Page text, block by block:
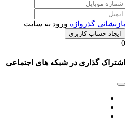
بازنشانی گذرواژه ورود به سایت
ایجاد حساب کاربری
0
اشتراک گذاری در شبکه های اجتماعی